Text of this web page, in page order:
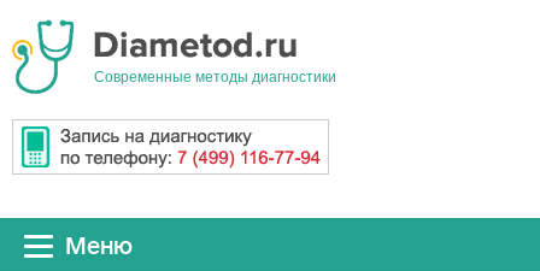
Cовременные методы диагностики
Меню